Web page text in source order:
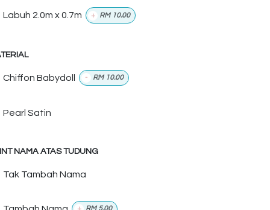
Labuh 2.0m x 0.7m + RM 10.00
Chiffon Babydoll - RM 10.00
Pearl Satin
NAMA ATAS TUDUNG
Tak Tambah Nama